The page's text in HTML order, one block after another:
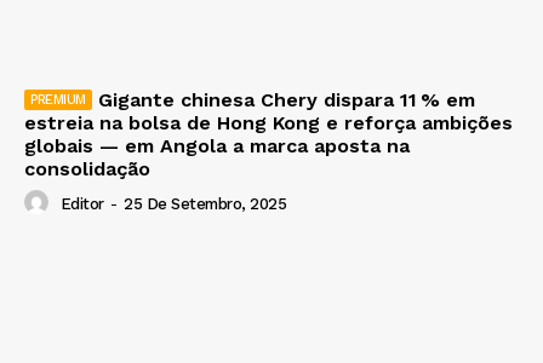
Gigante chinesa Chery dispara 11 % em
estreia na bolsa de Hong Kong e reforça ambições
globais — em Angola a marca aposta na
consolidação
Editor - 25 De Setembro, 2025